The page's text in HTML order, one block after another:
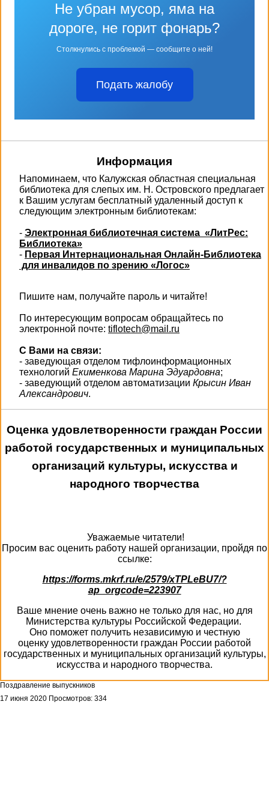
Не убран мусор, яма на
дороге, не горит фонарь?
Столкнулись с проблемой — сообщите о ней!
Подать жалобу
Информация
Напоминаем, что Калужская областная специальная
библиотека для слепых им. Н. Островского предлагает
к Вашим услугам бесплатный удаленный доступ к
следующим электронным библиотекам:
- Электронная библиотечная система «ЛитРес:
Библиотека»
- Первая Интернациональная Онлайн-Библиотека
для инвалидов по зрению «Логос»
Пишите нам, получайте пароль и читайте!
По интересующим вопросам обращайтесь по
электронной почте: tiflotech@mail.ru
С Вами на связи:
- заведующая отделом тифлоинформационных
технологий Екименкова Марина Эдуардовна;
- заведующий отделом автоматизации Крысин Иван
Александрович.
Оценка удовлетворенности граждан России
работой государственных и муниципальных
организаций культуры, искусства и
народного творчества
Уважаемые читатели!
Просим вас оценить работу нашей организации, пройдя по
ссылке:
https://forms.mkrf.ru/e/2579/xTPLeBU7/?
ap_orgcode=223907
Ваше мнение очень важно не только для нас, но для
Министерства культуры Российской Федерации.
Оно поможет получить независимую и честную
оценку удовлетворенности граждан России работой
государственных и муниципальных организаций культуры,
искусства и народного творчества.
Поздравление выпускников
17 июня 2020 Просмотров: 334